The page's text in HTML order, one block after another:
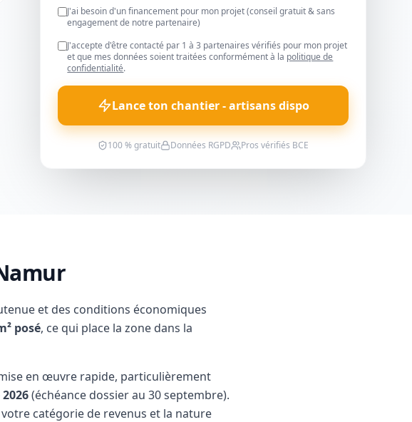
J'ai besoin d'un financement pour mon projet (conseil gratuit & sans
engagement de notre partenaire)
J'accepte d'être contacté par 1 à 3 partenaires vérifiés pour mon projet
et que mes données soient traitées conformément à la politique de
confidentialité.
Lance ton chantier - artisans dispo
100 % gratuit Données RGPD Pros vérifiés BCE
et des conditions économiques
posé, ce qui place la zone dans la
en œuvre rapide, particulièrement
(échéance dossier au 30 septembre).
catégorie de revenus et la nature